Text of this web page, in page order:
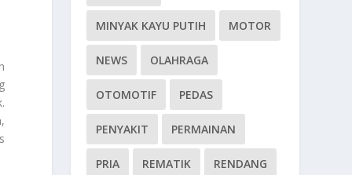
MINYAK KAYU PUTIH MOTOR
NEWS OLAHRAGA
OTOMOTIF PEDAS
PENYAKIT PERMAINAN
PRIA REMATIK RENDANG